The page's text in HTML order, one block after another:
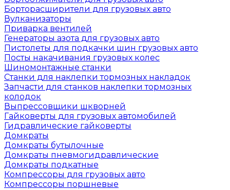
Борторасширители для грузовых авто
Вулканизаторы
Приварка вентилей
Генераторы азота для грузовых авто
Пистолеты для подкачки шин грузовых авто
Посты накачивания грузовых колес
Шиномонтажные станки
Станки для наклепки тормозных накладок
Запчасти для станков наклепки тормозных
колодок
Выпрессовщики шкворней
Гайковерты для грузовых автомобилей
Гидравлические гайковерты
Домкраты
Домкраты бутылочные
Домкраты пневмогидравлические
Домкраты подкатные
Компрессоры для грузовых авто
Компрессоры поршневые